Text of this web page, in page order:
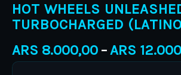
HOT WHEELS
TURBOCHARGED
ARS 8.000,00 –ARS